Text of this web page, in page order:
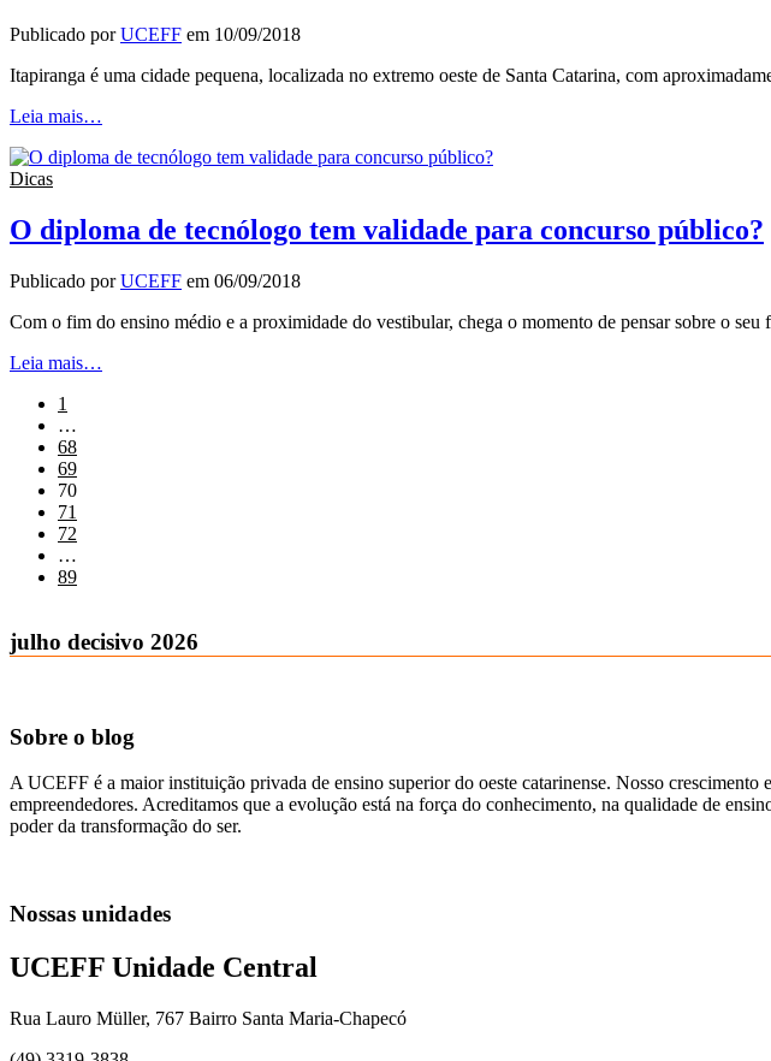
Publicado porUCEFF em 10/09/2018
Itapiranga é uma cidade pequena, localizada no extremo oeste de Santa Catarina, com
Leia mais…
Dicas
O diploma de tecnólogo tem validade para concurso público?
Publicado porUCEFF em 06/09/2018
Com o fim do ensino médio e a proximidade do vestibular, chega o momento de pensar sobre o
Leia mais…
1
…
68
69
70
71
72
…
89
julho decisivo 2026
Sobre o blog
A UCEFF é a maior instituição privada de ensino superior do oeste catarinense. Nosso
empreendedores. Acreditamos que a evolução está na força do conhecimento, na qualidade de
poder da transformação do ser.
Nossas unidades
UCEFF Unidade Central
Rua Lauro Müller, 767 Bairro Santa Maria-Chapecó